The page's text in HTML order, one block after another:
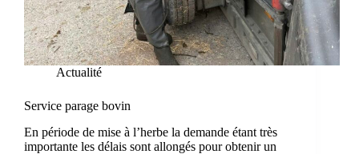
Actualité
Service parage bovin
En période de mise à l’herbe la demande étant très
importante les délais sont allongés pour obtenir un